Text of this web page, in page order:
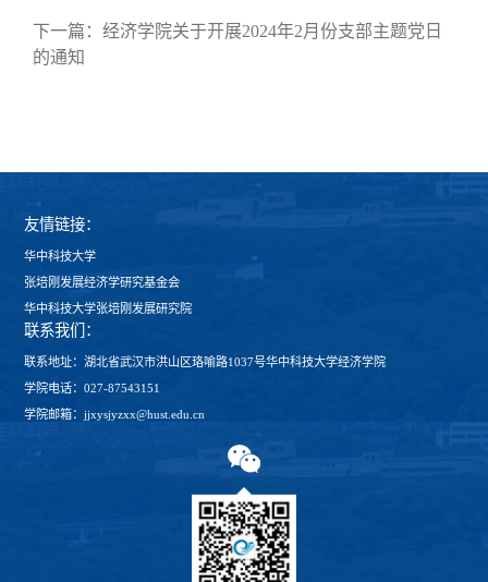
下一篇：经济学院关于开展2024年2月份支部主题党日
的通知
友情链接：
华中科技大学
张培刚发展经济学研究基金会
华中科技大学张培刚发展研究院
联系我们：
联系地址：湖北省武汉市洪山区珞喻路1037号华中科技大学经济学院
学院电话：027-87543151
学院邮箱：jjxysjyzxx@hust.edu.cn